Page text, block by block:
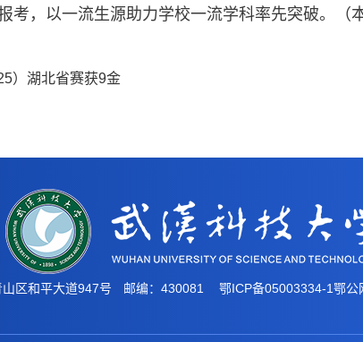
，以一流生源助力学校一流学科率先突破。（
）湖北省赛获9金
区和平大道947号 邮编：430081 鄂ICP备05003334-1鄂公